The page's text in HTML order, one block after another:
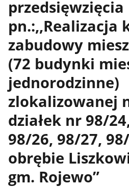
przedsięwzięcia
pn.:,,Realizacja
zabudowy
(72 budynki
jednorodzinne)
zlokalizowanej
działek nr 98/
98/26, 98/27,
obrębie
gm. Rojewo”